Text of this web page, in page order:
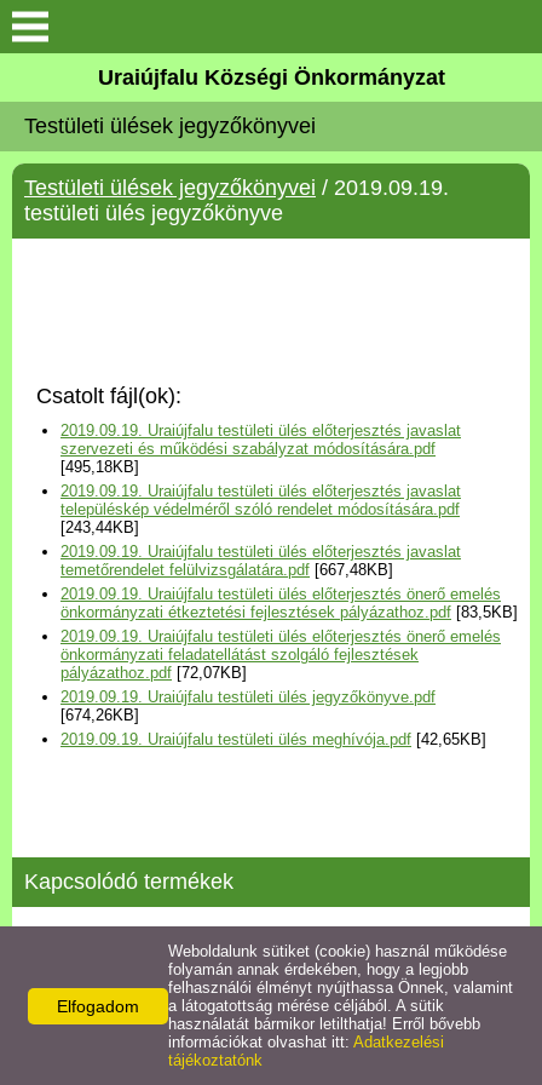
Köszöntő
Elérhetőségek
Uraiújfalu
Választási információk
Versenyképes Járások
Program
Települési Arculati
Kézikönyv
Hírek
Bezerédj Amália Óvoda
Egyéb szolgáltatások
Egészségügyi ellátás
Uraiújfalu Sportegyesület
Uraiújfalu Községi Önkormányzat
Testületi ülések jegyzőkönyvei
Testületi ülések jegyzőkönyvei / 2019.09.19.
testületi ülés jegyzőkönyve
Csatolt fájl(ok):
2019.09.19. Uraiújfalu testületi ülés előterjesztés javaslat
szervezeti és működési szabályzat módosítására.pdf
[495,18KB]
2019.09.19. Uraiújfalu testületi ülés előterjesztés javaslat
településkép védelméről szóló rendelet módosítására.pdf
[243,44KB]
2019.09.19. Uraiújfalu testületi ülés előterjesztés javaslat
temetőrendelet felülvizsgálatára.pdf [667,48KB]
2019.09.19. Uraiújfalu testületi ülés előterjesztés önerő emelés
önkormányzati étkeztetési fejlesztések pályázathoz.pdf [83,5KB]
2019.09.19. Uraiújfalu testületi ülés előterjesztés önerő emelés
önkormányzati feladatellátást szolgáló fejlesztések
pályázathoz.pdf [72,07KB]
2019.09.19. Uraiújfalu testületi ülés jegyzőkönyve.pdf
[674,26KB]
2019.09.19. Uraiújfalu testületi ülés meghívója.pdf [42,65KB]
Kapcsolódó termékek
2025.02.13.testületi ülés jegyzőkönyve
Részletek
Elfogadom
Weboldalunk sütiket (cookie) használ működése
folyamán annak érdekében, hogy a legjobb
felhasználói élményt nyújthassa Önnek, valamint
a látogatottság mérése céljából. A sütik
használatát bármikor letilthatja! Erről bővebb
információkat olvashat itt: Adatkezelési
tájékoztatónk